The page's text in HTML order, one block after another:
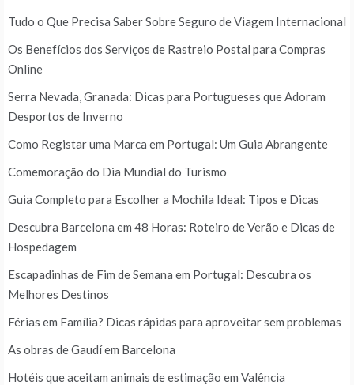
Tudo o Que Precisa Saber Sobre Seguro de Viagem Internacional
Os Benefícios dos Serviços de Rastreio Postal para Compras
Online
Serra Nevada, Granada: Dicas para Portugueses que Adoram
Desportos de Inverno
Como Registar uma Marca em Portugal: Um Guia Abrangente
Comemoração do Dia Mundial do Turismo
Guia Completo para Escolher a Mochila Ideal: Tipos e Dicas
Descubra Barcelona em 48 Horas: Roteiro de Verão e Dicas de
Hospedagem
Escapadinhas de Fim de Semana em Portugal: Descubra os
Melhores Destinos
Férias em Família? Dicas rápidas para aproveitar sem problemas
As obras de Gaudí em Barcelona
Hotéis que aceitam animais de estimação em Valência